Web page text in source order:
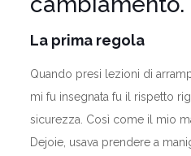
La prima regola
Quando presi lezioni di
mi fu insegnata fu il rispetto
sicurezza. Così come il mio
Dejoie, usava prendere a